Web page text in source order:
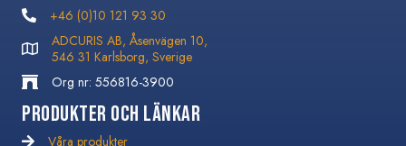
+46 (0)10 121 93 30
+46 (0)10 121 93 30
ADCURIS AB, Åsenvägen 10,
546 31 Karlsborg, Sverige
Org nr: 556816-3900
Produkter och Länkar
Våra produkter